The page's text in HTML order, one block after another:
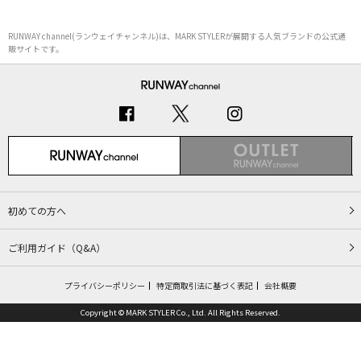
RUNWAY channel(ランウェイチャンネル)は、MARK STYLERが展開する人気ブランドの公式通
販サイトです。
初めての方へ
ご利用ガイド（Q&A）
プライバシーポリシー 特定商取引法に基づく表記 会社概要
Copyright © MARK STYLER Co., Ltd. All Rights Reserved.